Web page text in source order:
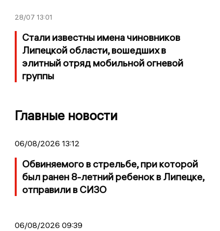
28/07 13:01
Стали известны имена чиновников
Липецкой области, вошедших в
элитный отряд мобильной огневой
группы
Главные новости
06/08/2026 13:12
Обвиняемого в стрельбе, при которой
был ранен 8-летний ребенок в Липецке,
отправили в СИЗО
06/08/2026 09:39